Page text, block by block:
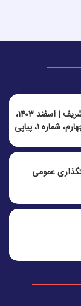
خبرنامه پژوهشکده سیاست‌گذاری شریف | اسفند ۱۴۰۳،
فروردین و اردیبهشت ۱۴۰۴ | سال چهارم، شماره ۱، پیاپی
عمومی